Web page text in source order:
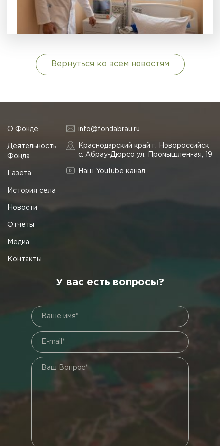
Вернуться ко всем новостям
О Фонде
Деятельность
Фонда
Газета
История села
Новости
Отчёты
Медиа
Контакты
info@fondabrau.ru
Краснодарский край г. Новороссийск
с. Абрау-Дюрсо ул. Промышленная, 19
Наш Youtube канал
У вас есть вопросы?
Ваше имя*
E-mail*
Ваш Вопрос*